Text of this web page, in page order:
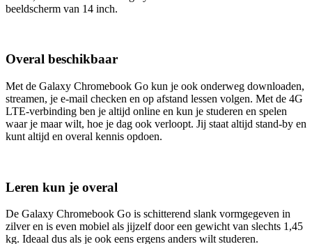
beeldscherm van 14 inch.
Overal beschikbaar
Met de Galaxy Chromebook Go kun je ook onderweg downloaden,
streamen, je e-mail checken en op afstand lessen volgen. Met de 4G
LTE-verbinding ben je altijd online en kun je studeren en spelen
waar je maar wilt, hoe je dag ook verloopt. Jij staat altijd stand-by en
kunt altijd en overal kennis opdoen.
Leren kun je overal
De Galaxy Chromebook Go is schitterend slank vormgegeven in
zilver en is even mobiel als jijzelf door een gewicht van slechts 1,45
kg. Ideaal dus als je ook eens ergens anders wilt studeren.